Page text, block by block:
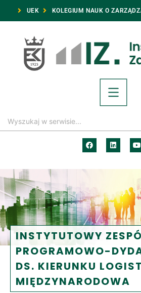
UEK KOLEGIUM NAUK O
INSTYTUTOWY
PROGRAMOWO-
DS. KIERUNKU
MIĘDZYNARODOWA